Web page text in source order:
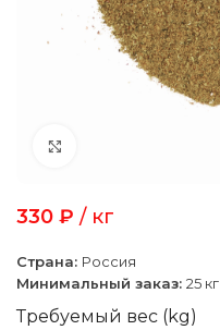
330 ₽ / кг
Страна: Россия
Минимальный заказ: 25 кг
Требуемый вес (kg)